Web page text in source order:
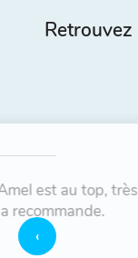
Je parfait